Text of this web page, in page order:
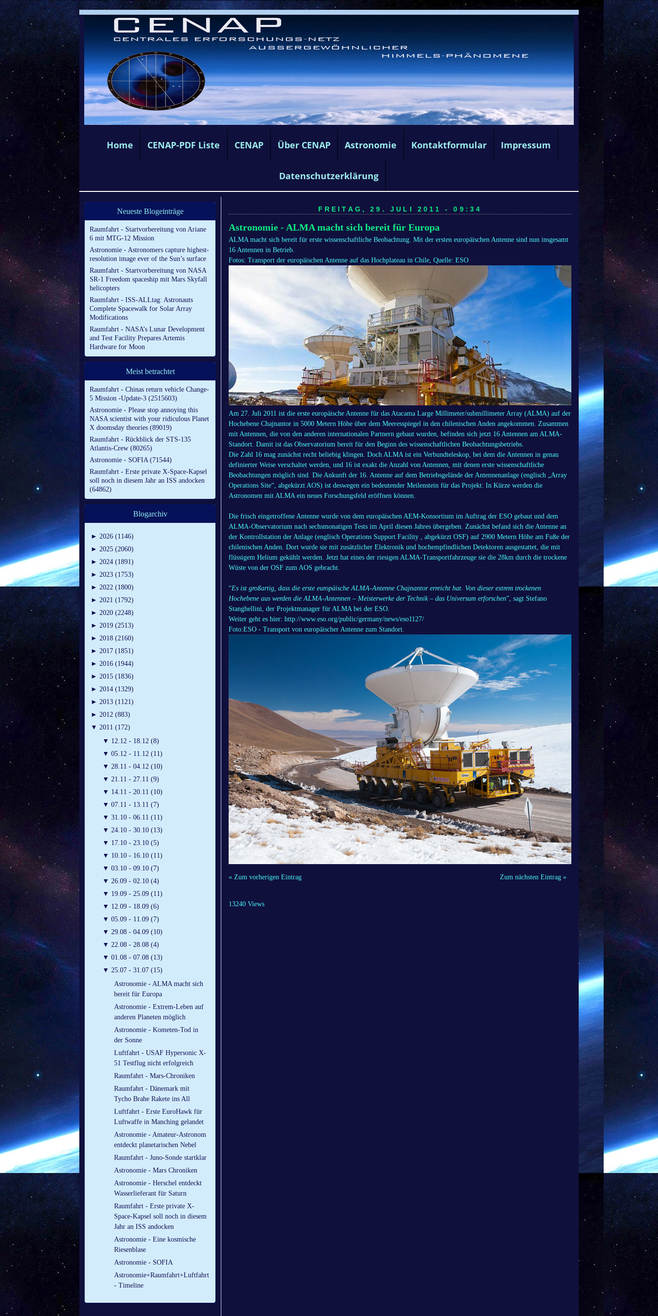
Home CENAP-PDF Liste CENAP Über CENAP Astronomie Kontaktformular Impressum
Datenschutzerklärung
Neueste Blogeinträge
Raumfahrt - Startvorbereitung von Ariane
6 mit MTG-12 Mission
Astronomie - Astronomers capture highest-
resolution image ever of the Sun’s surface
Raumfahrt - Startvorbereitung von NASA
SR-1 Freedom spaceship mit Mars Skyfall
helicopters
Raumfahrt - ISS-ALLtag: Astronauts
Complete Spacewalk for Solar Array
Modifications
Raumfahrt - NASA’s Lunar Development
and Test Facility Prepares Artemis
Hardware for Moon
Meist betrachtet
Raumfahrt - Chinas return vehicle Change-
5 Mission -Update-3 (2515603)
Astronomie - Please stop annoying this
NASA scientist with your ridiculous Planet
X doomsday theories (89019)
Raumfahrt - Rückblick der STS-135
Atlantis-Crew (80265)
Astronomie - SOFIA (71544)
Raumfahrt - Erste private X-Space-Kapsel
soll noch in diesem Jahr an ISS andocken
(64862)
Blogarchiv
► 2026 (1146)
► 2025 (2060)
► 2024 (1891)
► 2023 (1753)
► 2022 (1800)
► 2021 (1792)
► 2020 (2248)
► 2019 (2513)
► 2018 (2160)
► 2017 (1851)
► 2016 (1944)
► 2015 (1836)
► 2014 (1329)
► 2013 (1121)
► 2012 (883)
▼ 2011 (172)
▼ 12.12 - 18.12 (8)
▼ 05.12 - 11.12 (11)
▼ 28.11 - 04.12 (10)
▼ 21.11 - 27.11 (9)
▼ 14.11 - 20.11 (10)
▼ 07.11 - 13.11 (7)
▼ 31.10 - 06.11 (11)
▼ 24.10 - 30.10 (13)
▼ 17.10 - 23.10 (5)
▼ 10.10 - 16.10 (11)
▼ 03.10 - 09.10 (7)
▼ 26.09 - 02.10 (4)
▼ 19.09 - 25.09 (11)
▼ 12.09 - 18.09 (6)
▼ 05.09 - 11.09 (7)
▼ 29.08 - 04.09 (10)
▼ 22.08 - 28.08 (4)
▼ 01.08 - 07.08 (13)
▼ 25.07 - 31.07 (15)
Astronomie - ALMA macht sich
bereit für Europa
Astronomie - Extrem-Leben auf
anderen Planeten möglich
Astronomie - Kometen-Tod in
der Sonne
Luftfahrt - USAF Hypersonic X-
51 Testflug nicht erfolgreich
Raumfahrt - Mars-Chroniken
Raumfahrt - Dänemark mit
Tycho Brahe Rakete ins All
Luftfahrt - Erste EuroHawk für
Luftwaffe in Manching gelandet
Astronomie - Amateur-Astronom
entdeckt planetarischen Nebel
Raumfahrt - Juno-Sonde startklar
Astronomie - Mars Chroniken
Astronomie - Herschel entdeckt
Wasserlieferant für Saturn
Raumfahrt - Erste private X-
Space-Kapsel soll noch in diesem
Jahr an ISS andocken
Astronomie - Eine kosmische
Riesenblase
Astronomie - SOFIA
Astronomie+Raumfahrt+Luftfahrt
- Timeline
FREITAG, 29. JULI 2011 - 09:34
Astronomie - ALMA macht sich bereit für Europa
ALMA macht sich bereit für erste wissenschaftliche Beobachtung. Mit der ersten europäischen Antenne sind nun insgesamt
16 Antennen in Betrieb.
Fotos: Transport der europäischen Antenne auf das Hochplateau in Chile, Quelle: ESO
Am 27. Juli 2011 ist die erste europäische Antenne für das Atacama Large Millimeter/submillimeter Array (ALMA) auf der
Hochebene Chajnantor in 5000 Metern Höhe über dem Meeresspiegel in den chilenischen Anden angekommen. Zusammen
mit Antennen, die von den anderen internationalen Partnern gebaut wurden, befinden sich jetzt 16 Antennen am ALMA-
Standort. Damit ist das Observatorium bereit für den Beginn des wissenschaftlichen Beobachtungsbetriebs.
Die Zahl 16 mag zunächst recht beliebig klingen. Doch ALMA ist ein Verbundteleskop, bei dem die Antennen in genau
definierter Weise verschaltet werden, und 16 ist exakt die Anzahl von Antennen, mit denen erste wissenschaftliche
Beobachtungen möglich sind. Die Ankunft der 16. Antenne auf dem Betriebsgelände der Antennenanlage (englisch „Array
Operations Site“, abgekürzt AOS) ist deswegen ein bedeutender Meilenstein für das Projekt: In Kürze werden die
Astronomen mit ALMA ein neues Forschungsfeld eröffnen können.
Die frisch eingetroffene Antenne wurde von dem europäischen AEM-Konsortium im Auftrag der ESO gebaut und dem
ALMA-Observatorium nach sechsmonatigen Tests im April diesen Jahres übergeben. Zunächst befand sich die Antenne an
der Kontrollstation der Anlage (englisch Operations Support Facility , abgekürzt OSF) auf 2900 Metern Höhe am Fuße der
chilenischen Anden. Dort wurde sie mit zusätzlicher Elektronik und hochempfindlichen Detektoren ausgestattet, die mit
flüssigem Helium gekühlt werden. Jetzt hat eines der riesigen ALMA-Transportfahrzeuge sie die 28km durch die trockene
Wüste von der OSF zum AOS gebracht.
“Es ist großartig, dass die erste europäische ALMA-Antenne Chajnantor erreicht hat. Von dieser extrem trockenen
Hochebene aus werden die ALMA-Antennen – Meisterwerke der Technik – das Universum erforschen”, sagt Stefano
Stanghellini, der Projektmanager für ALMA bei der ESO.
Weiter geht es hier: http://www.eso.org/public/germany/news/eso1127/
Foto:ESO - Transport von europäischer Antenne zum Standort.
« Zum vorherigen Eintrag Zum nächsten Eintrag »
13240 Views